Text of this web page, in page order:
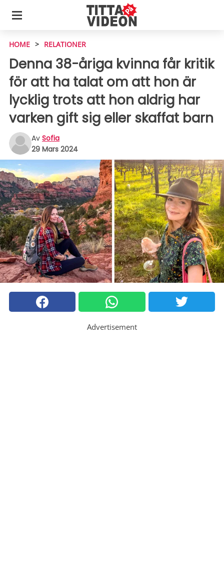
HOME > RELATIONER
Denna 38-åriga kvinna får kritik
för att ha talat om att hon är
lycklig trots att hon aldrig har
varken gift sig eller skaffat barn
Av Sofia
29 Mars 2024
Advertisement